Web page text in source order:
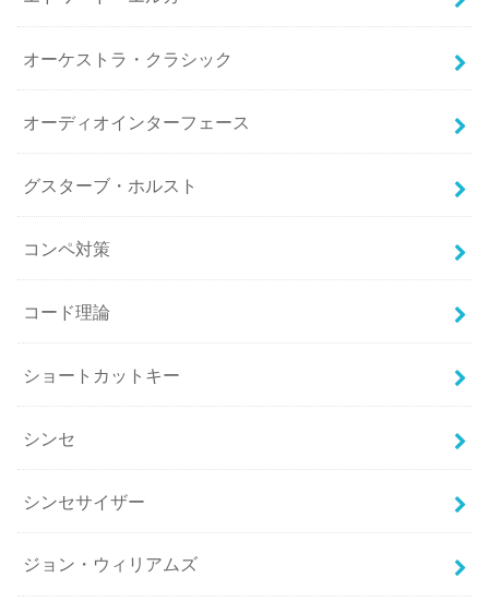
オーケストラ・クラシック
オーディオインターフェース
グスターブ・ホルスト
コンペ対策
コード理論
ショートカットキー
シンセ
シンセサイザー
ジョン・ウィリアムズ